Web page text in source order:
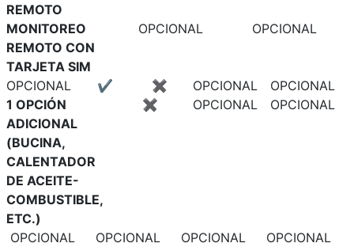
REMOTO
MONITOREO
REMOTO CON
TARJETA SIM
OPCIONAL OPCIONAL
OPCIONAL ✔ ✖ OPCIONAL
OPCIONAL
1 OPCIÓN
ADICIONAL
(BUCINA,
CALENTADOR
DE ACEITE-
COMBUSTIBLE,
ETC.)
✖ OPCIONAL OPCIONAL
OPCIONAL OPCIONAL OPCIONAL
OPCIONAL